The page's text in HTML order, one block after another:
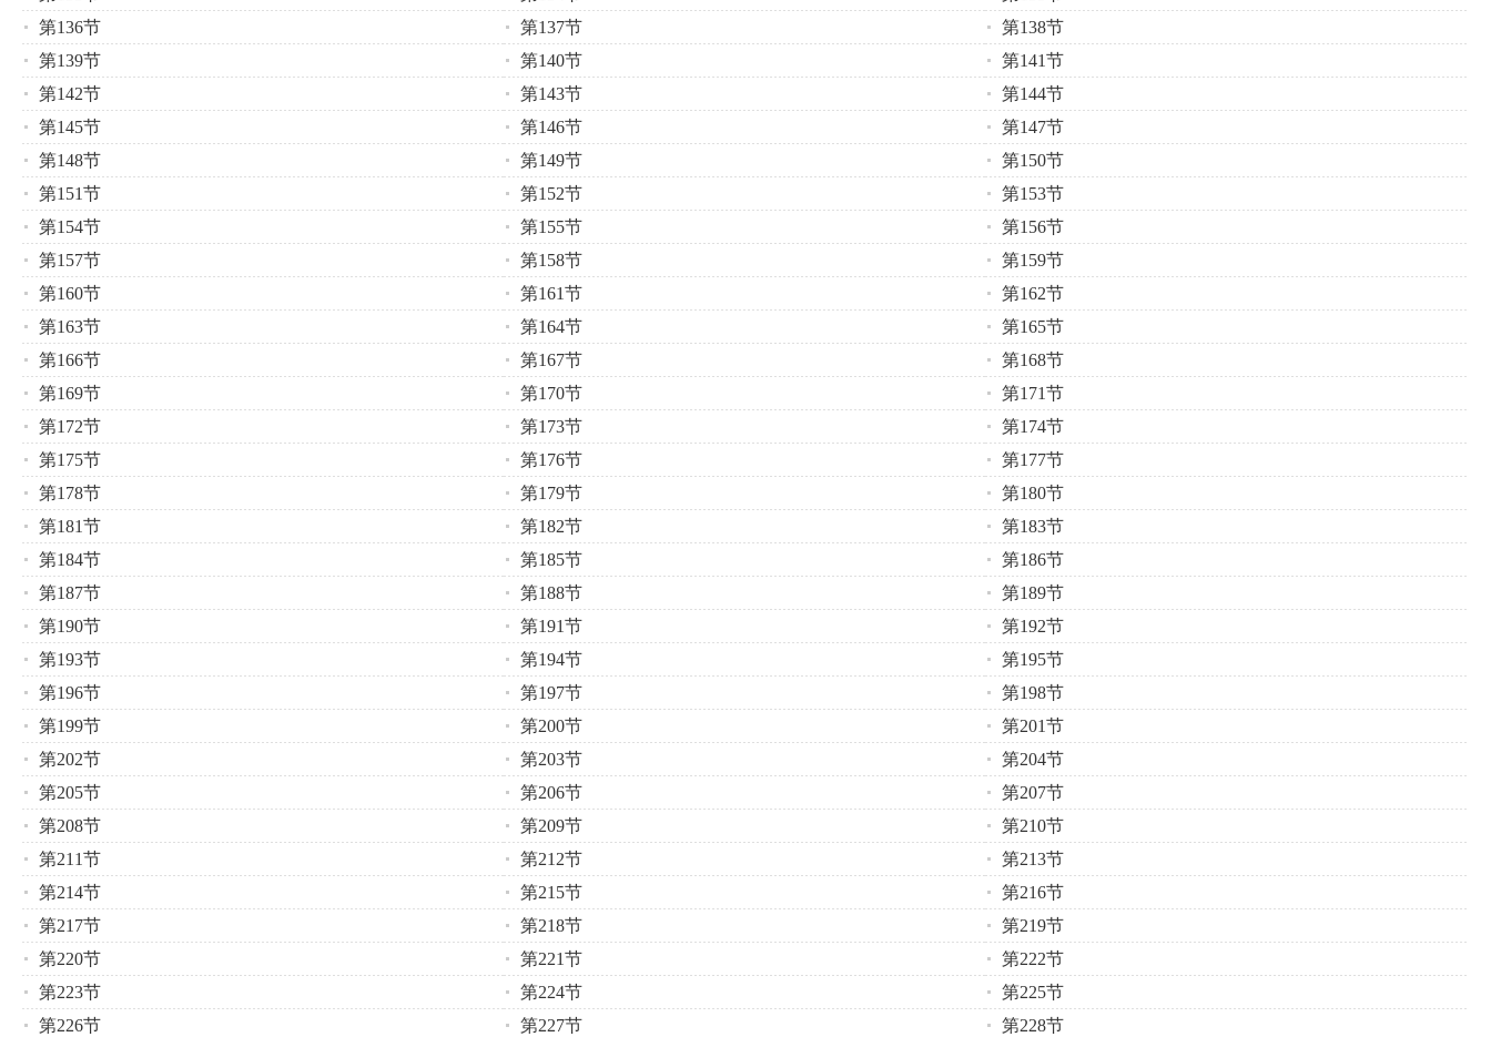
第136节
第137节
第138节
第139节
第140节
第141节
第142节
第143节
第144节
第145节
第146节
第147节
第148节
第149节
第150节
第151节
第152节
第153节
第154节
第155节
第156节
第157节
第158节
第159节
第160节
第161节
第162节
第163节
第164节
第165节
第166节
第167节
第168节
第169节
第170节
第171节
第172节
第173节
第174节
第175节
第176节
第177节
第178节
第179节
第180节
第181节
第182节
第183节
第184节
第185节
第186节
第187节
第188节
第189节
第190节
第191节
第192节
第193节
第194节
第195节
第196节
第197节
第198节
第199节
第200节
第201节
第202节
第203节
第204节
第205节
第206节
第207节
第208节
第209节
第210节
第211节
第212节
第213节
第214节
第215节
第216节
第217节
第218节
第219节
第220节
第221节
第222节
第223节
第224节
第225节
第226节
第227节
第228节